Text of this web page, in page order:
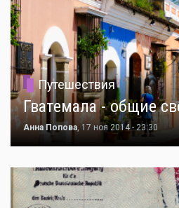
Путешествия
Гватемала - общие
Анна Попова , 17 ноя 2014 - 23:30